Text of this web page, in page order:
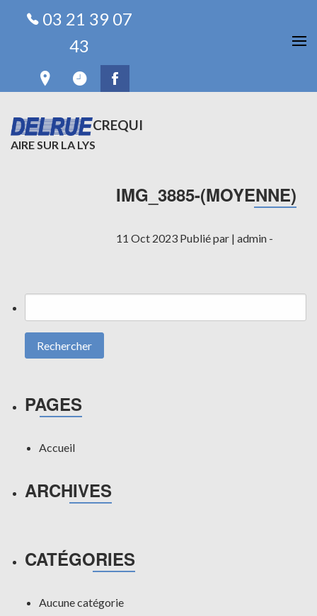
03 21 39 07
43
CREQUI
AIRE SUR LA LYS
ARTICLES RÉCENTS
IMG_3885-(MOYENNE)
11 Oct 2023 Publié par |admin -
PAGES
Accueil
ARCHIVES
CATÉGORIES
Aucune catégorie